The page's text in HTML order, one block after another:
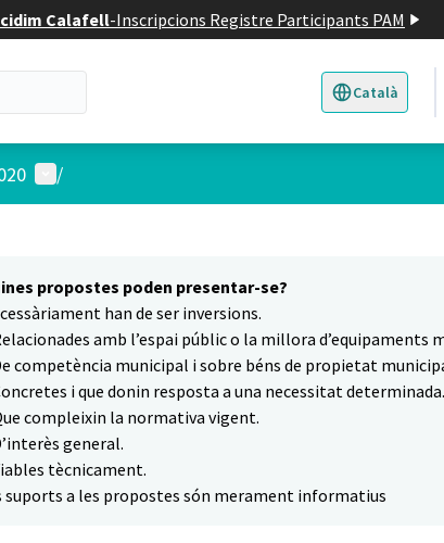
Calafell-Inscripcions Registre Participants PAM
Català
Triar la llengua
Menú d'usuari
/
propostes poden presentar-se?
han de ser inversions.
amb l’espai públic o la millora d’equipaments
competència municipal i sobre béns de propietat
i que donin resposta a una necessitat determinada.
compleixin la normativa vigent.
general.
tècnicament.
suports a les propostes són merament informatius